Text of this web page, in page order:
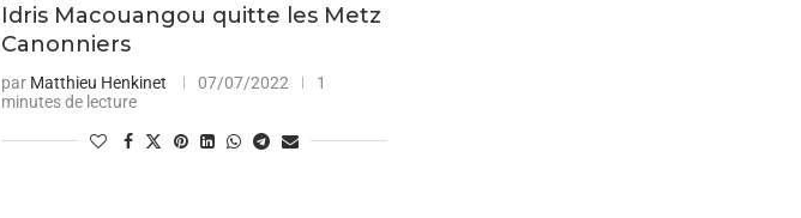
Idris Macouangou quitte les Metz
Canonniers
par Matthieu Henkinet 07/07/2022
1
minutes de lecture